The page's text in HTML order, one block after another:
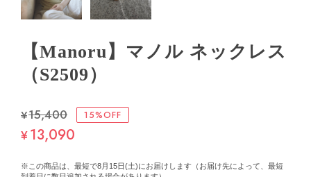
【Manoru】マノル ネックレス
（S2509）
¥15,400 15%OFF
¥13,090
※この商品は、最短で8月15日(土)にお届けします（お届け先によって、最短